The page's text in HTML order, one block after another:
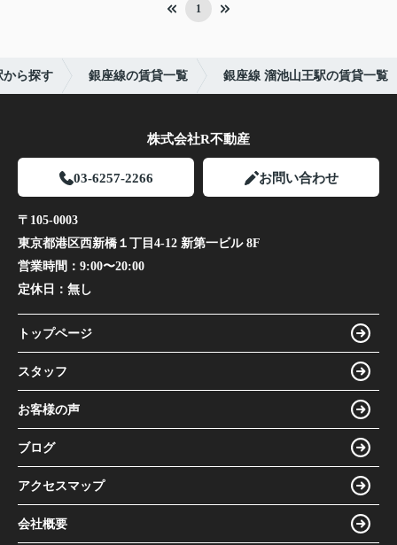
1
から探す 銀座線の賃貸一覧 銀座線 溜池山王駅の賃貸一覧
株式会社R不動産
03-6257-2266 お問い合わせ
〒105-0003
東京都港区西新橋１丁目4-12 新第一ビル 8F
営業時間： 9:00〜20:00
定休日： 無し
トップページ
スタッフ
お客様の声
ブログ
アクセスマップ
会社概要